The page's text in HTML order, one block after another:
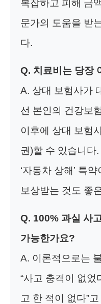
복잡하고 피해 금
문가의 도움을 받
다.
Q. 치료비는 당장
A. 상대 보험사가
선 본인의 건강보
이후에 상대 보험
권)할 수 있습니다
‘자동차 상해’ 특
보상받는 것도 좋
Q. 100% 과실 사
가능한가요?
A. 이론적으로는
“사고 충격이 없었
고 한 적이 없다”